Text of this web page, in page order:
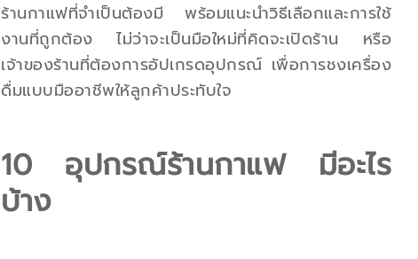
ร้านกาแฟที่จำเป็นต้องมี พร้อมแนะนำวิธีเลือกและการใช้
งานที่ถูกต้อง ไม่ว่าจะเป็นมือใหม่ที่คิดจะเปิดร้าน หรือ
เจ้าของร้านที่ต้องการอัปเกรดอุปกรณ์ เพื่อการชงเครื่อง
ดื่มแบบมืออาชีพให้ลูกค้าประทับใจ
10 อุปกรณ์ร้านกาแฟ มีอะไร
บ้าง